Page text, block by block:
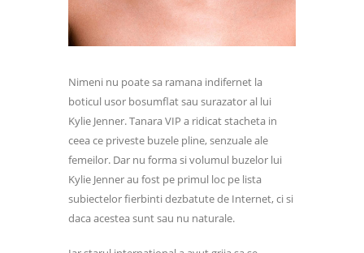
Nimeni nu poate sa ramana indifernet la
boticul usor bosumflat sau surazator al lui
Kylie Jenner. Tanara VIP a ridicat stacheta in
ceea ce priveste buzele pline, senzuale ale
femeilor. Dar nu forma si volumul buzelor lui
Kylie Jenner au fost pe primul loc pe lista
subiectelor fierbinti dezbatute de Internet, ci si
daca acestea sunt sau nu naturale.